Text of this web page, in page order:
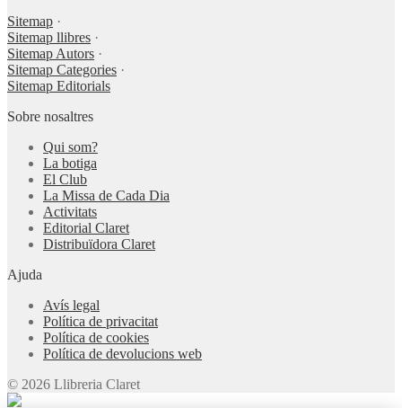
Sitemap ·
Sitemap llibres ·
Sitemap Autors ·
Sitemap Categories ·
Sitemap Editorials
Sobre nosaltres
Qui som?
La botiga
El Club
La Missa de Cada Dia
Activitats
Editorial Claret
Distribuïdora Claret
Ajuda
Avís legal
Política de privacitat
Política de cookies
Política de devolucions web
© 2026 Llibreria Claret